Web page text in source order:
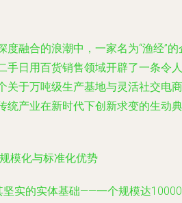
融合的浪潮中，一家名为“渔经”的
手日用百货销售领域开辟了一条令人
关于万吨级生产基地与灵活社交电商
统产业在新时代下创新求变的生动典
模化与标准化优势
坚实的实体基础——一个规模达10000